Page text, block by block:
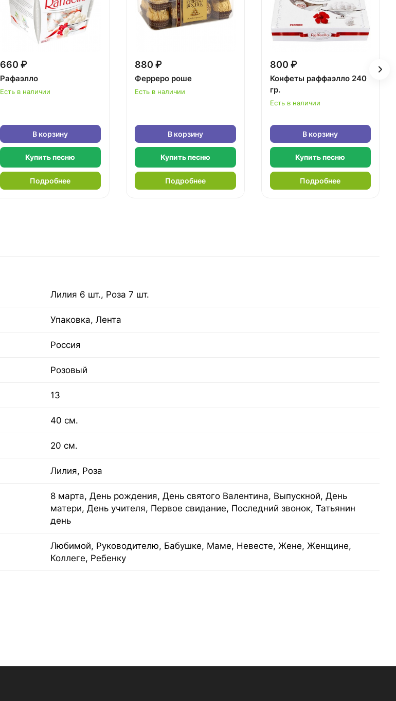
660 ₽
Рафаэлло
Есть в наличии
В корзину
Купить песню
Подробнее
880 ₽
Ферреро роше
Есть в наличии
В корзину
Купить песню
Подробнее
800 ₽
Конфеты раффаэлло 240
гр.
Есть в наличии
В корзину
Купить песню
Подробнее
Лилия 6 шт., Роза 7 шт.
Упаковка, Лента
Россия
Розовый
13
40 см.
20 см.
Лилия, Роза
8 марта, День рождения, День святого Валентина, Выпускной, День
матери, День учителя, Первое свидание, Последний звонок, Татьянин
день
Любимой, Руководителю, Бабушке, Маме, Невесте, Жене, Женщине,
Коллеге, Ребенку